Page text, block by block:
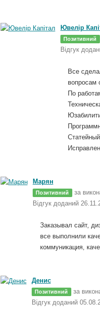
Ювелір
Позитивний
Відгук
Все
вопросам
По
Марян
Позитивний за
Відгук доданий
Заказывал сайт,
все выполнили
коммуникация,
Денис
Позитивний за
Відгук доданий